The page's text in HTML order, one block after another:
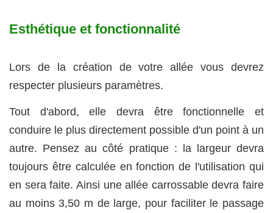
Esthétique et fonctionnalité
Lors de la création de votre allée vous devrez
respecter plusieurs paramètres.
Tout d'abord, elle devra être fonctionnelle et
conduire le plus directement possible d'un point à un
autre. Pensez au côté pratique : la largeur devra
toujours être calculée en fonction de l'utilisation qui
en sera faite. Ainsi une allée carrossable devra faire
au moins 3,50 m de large, pour faciliter le passage